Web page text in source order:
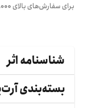
برای سفارش‌های بالای
شناسنامه اثر
بسته‌بندی